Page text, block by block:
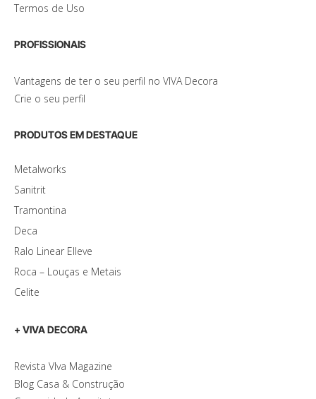
Termos de Uso
PROFISSIONAIS
Vantagens de ter o seu perfil no VIVA Decora
Crie o seu perfil
PRODUTOS EM DESTAQUE
Metalworks
Sanitrit
Tramontina
Deca
Ralo Linear Elleve
Roca – Louças e Metais
Celite
+ VIVA DECORA
Revista VIva Magazine
Blog Casa & Construção